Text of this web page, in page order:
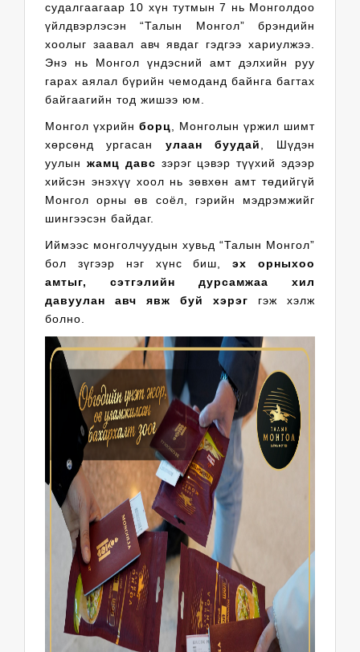
судалгаагаар 10 хүн тутмын 7 нь Монголдоо
үйлдвэрлэсэн “Талын Монгол” брэндийн
хоолыг заавал авч явдаг гэдгээ хариулжээ.
Энэ нь Монгол үндэсний амт дэлхийн руу
гарах аялал бүрийн чемоданд байнга багтах
байгаагийн тод жишээ юм.
Монгол үхрийн борц, Монголын үржил шимт
хөрсөнд ургасан улаан буудай, Шүдэн
уулын жамц давс зэрэг цэвэр түүхий эдээр
хийсэн энэхүү хоол нь зөвхөн амт төдийгүй
Монгол орны өв соёл, гэрийн мэдрэмжийг
шингээсэн байдаг.
Иймээс монголчуудын хувьд “Талын Монгол”
бол зүгээр нэг хүнс биш,эх орныхоо
амтыг, сэтгэлийн дурсамжаа хил
давуулан авч явж буй хэрэг гэж хэлж
болно.